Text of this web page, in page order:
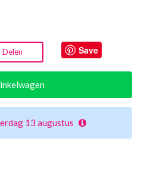
Delen Save
13 augustus